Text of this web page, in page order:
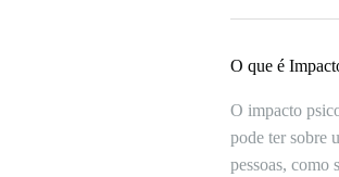
O que é
O impacto
pode ter sobre
pessoas, como